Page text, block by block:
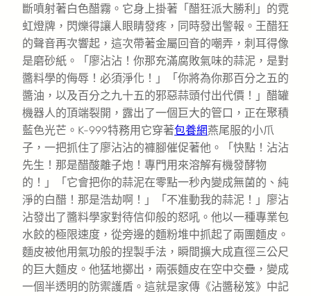
斷噴射著白色醋霧。它身上掛著「醋狂派大勝利」的霓
虹燈牌，閃爍得讓人眼睛發疼，同時發出警報。王醋狂
的聲音再次響起，這次帶著金屬回音的嘲弄，刺耳得像
是磨砂紙。「廖沾沾！你那充滿腐敗氣味的蒜泥，是對
醬料學的侮辱！必須淨化！」「你將為你那百分之五的
醬油，以及百分之九十五的邪惡蒜頭付出代價！」醋罐
機器人的頂端裂開，露出了一個巨大的管口，正在聚積
藍色光芒。K-999特務用它穿著包養網燕尾服的小爪
子，一把抓住了廖沾沾的褲腳催促著他。「快點！沾沾
先生！那是醋酸離子炮！專門用來溶解有機發酵物
的！」「它會把你的蒜泥在零點一秒內變成無菌的、純
淨的白醋！那是浩劫啊！」「不准動我的蒜泥！」廖沾
沾發出了醬料學家對待信仰般的怒吼。他以一種專業包
水餃的極限速度，從旁邊的麵粉堆中抓起了兩團麵皮。
麵皮被他用氣功般的捏製手法，瞬間擴大成直徑三公尺
的巨大麵皮。他猛地擲出，兩張麵皮在空中交疊，變成
一個半透明的防禦護盾。這就是家傳《沾醬秘笈》中記